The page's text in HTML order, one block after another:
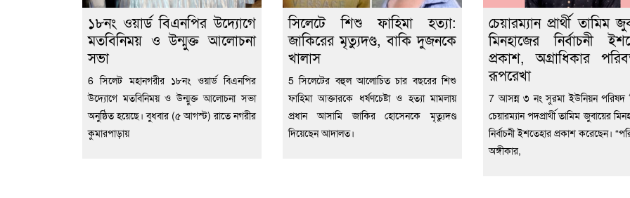
১৮নং ওয়ার্ড বিএনপির উদ্যোগে
মতবিনিময় ও উন্মুক্ত আলোচনা
সভা
6 সিলেট মহানগরীর ১৮নং ওয়ার্ড বিএনপির
উদ্যোগে মতবিনিময় ও উন্মুক্ত আলোচনা সভা
অনুষ্ঠিত হয়েছে। বুধবার (৫ আগস্ট) রাতে নগরীর
কুমারপাড়ায়
সিলেটে শিশু ফাহিমা হত্যা:
জাকিরের মৃত্যুদণ্ড, বাকি দুজনকে
খালাস
5 সিলেটের বহুল আলোচিত চার বছরের শিশু
ফাহিমা আক্তারকে ধর্ষণচেষ্টা ও হত্যা মামলায়
প্রধান আসামি জাকির হোসেনকে মৃত্যুদণ্ড
দিয়েছেন আদালত।
চেয়ারম্যান প্রার্থী তামিম
মিনহাজের নির্বাচনী
প্রকাশ, অগ্রাধিকার
রূপরেখা
7 আসন্ন ৩ নং সুরমা ইউনিয়ন পরিষদ
চেয়ারম্যান পদপ্রার্থী তামিম জুবায়ের
নির্বাচনী ইশতেহার প্রকাশ করেছেন।
অঙ্গীকার,